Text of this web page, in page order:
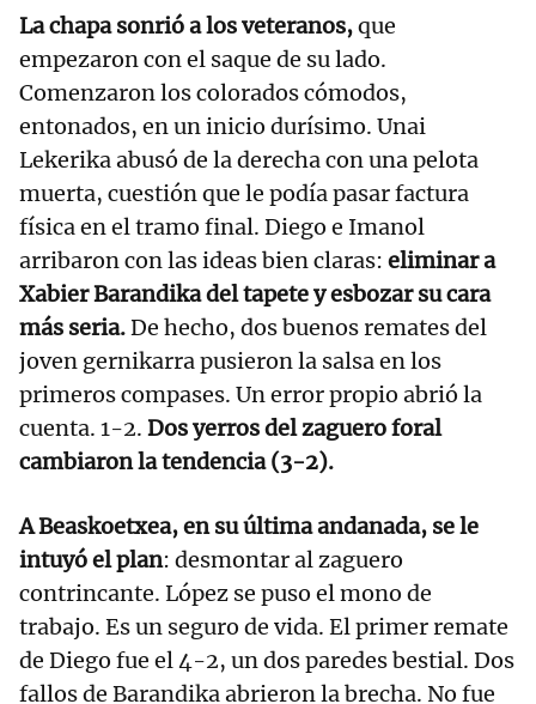
La chapa sonrió a los veteranos,que
empezaron con el saque de su lado.
Comenzaron los colorados cómodos,
entonados, en un inicio durísimo. Unai
Lekerika abusó de la derecha con una pelota
muerta, cuestión que le podía pasar factura
física en el tramo final. Diego e Imanol
arribaron con las ideas bien claras: eliminar a
Xabier Barandika del tapete y esbozar su cara
más seria.De hecho, dos buenos remates del
joven gernikarra pusieron la salsa en los
primeros compases. Un error propio abrió la
cuenta. 1-2. Dos yerros del zaguero foral
cambiaron la tendencia (3-2).
A Beaskoetxea, en su última andanada, se le
intuyó el plan: desmontar al zaguero
contrincante. López se puso el mono de
trabajo. Es un seguro de vida. El primer remate
de Diego fue el 4-2, un dos paredes bestial. Dos
fallos de Barandika abrieron la brecha. No fue